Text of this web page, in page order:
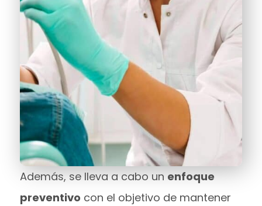
Además, se lleva a cabo un enfoque
preventivo con el objetivo de mantener